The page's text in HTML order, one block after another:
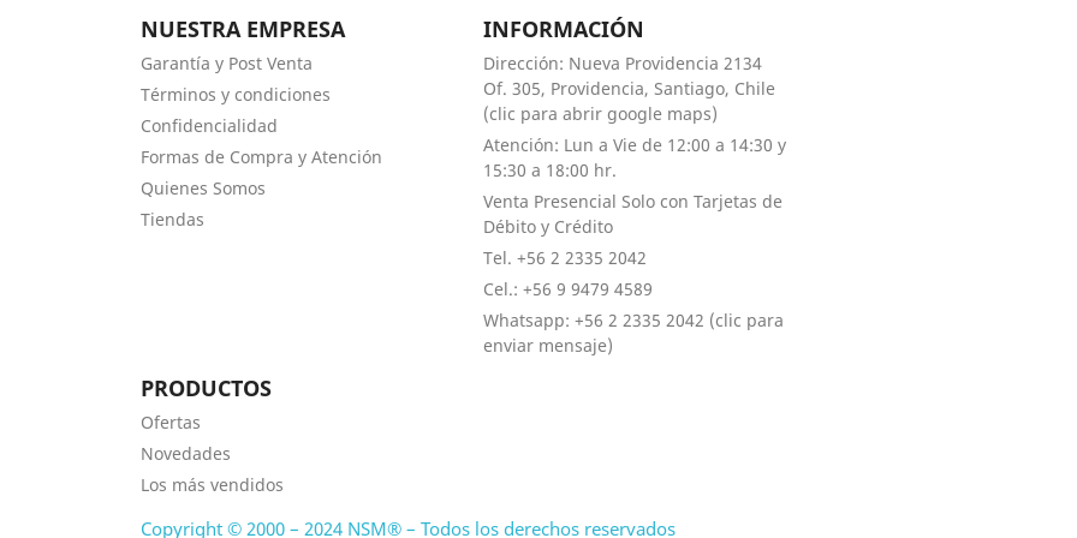
NUESTRA EMPRESA
Garantía y Post Venta
Términos y condiciones
Confidencialidad
Formas de Compra y Atención
Quienes Somos
Tiendas
INFORMACIÓN
Dirección: Nueva Providencia 2134
Of. 305, Providencia, Santiago, Chile
(clic para abrir google maps)
Atención: Lun a Vie de 12:00 a 14:30 y
15:30 a 18:00 hr.
Venta Presencial Solo con Tarjetas de
Débito y Crédito
Tel. +56 2 2335 2042
Cel.: +56 9 9479 4589
Whatsapp: +56 2 2335 2042 (clic para
enviar mensaje)
PRODUCTOS
Ofertas
Novedades
Los más vendidos
Copyright © 2000 – 2024 NSM® – Todos los derechos reservados